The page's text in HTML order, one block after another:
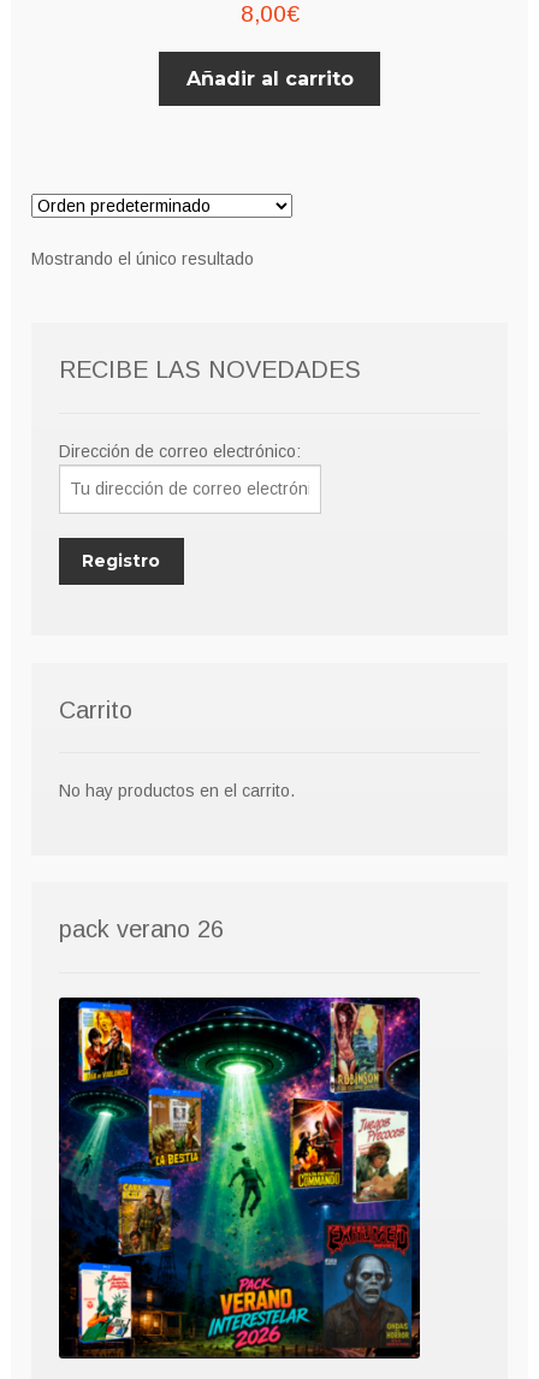
8,00€
Añadir al carrito
Mostrando el único resultado
RECIBE LAS NOVEDADES
Dirección de correo electrónico:
Carrito
No hay productos en el carrito.
pack verano 26